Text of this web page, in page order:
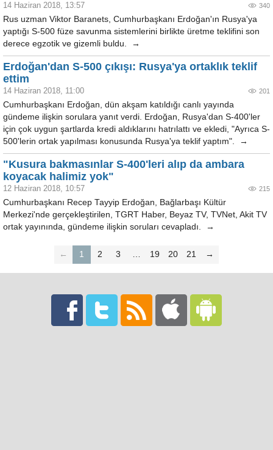
14 Haziran 2018, 13:57 340
Rus uzman Viktor Baranets, Cumhurbaşkanı Erdoğan'ın Rusya'ya
yaptığı S-500 füze savunma sistemlerini birlikte üretme teklifini son
derece egzotik ve gizemli buldu. →
Erdoğan'dan S-500 çıkışı: Rusya'ya ortaklık teklif
ettim
14 Haziran 2018, 11:00 201
Cumhurbaşkanı Erdoğan, dün akşam katıldığı canlı yayında
gündeme ilişkin sorulara yanıt verdi. Erdoğan, Rusya'dan S-400'ler
için çok uygun şartlarda kredi aldıklarını hatrılattı ve ekledi, "Ayrıca S-
500'lerin ortak yapılması konusunda Rusya'ya teklif yaptım". →
"Kusura bakmasınlar S-400'leri alıp da ambara
koyacak halimiz yok"
12 Haziran 2018, 10:57 215
Cumhurbaşkanı Recep Tayyip Erdoğan, Bağlarbaşı Kültür
Merkezi'nde gerçekleştirilen, TGRT Haber, Beyaz TV, TVNet, Akit TV
ortak yayınında, gündeme ilişkin soruları cevapladı. →
← 1 2 3 … 19 20 21 →